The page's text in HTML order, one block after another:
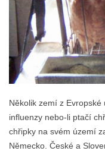
Několik zemí z
influenzy nebo-li ptačí
chřipky na svém území
Německo. České a